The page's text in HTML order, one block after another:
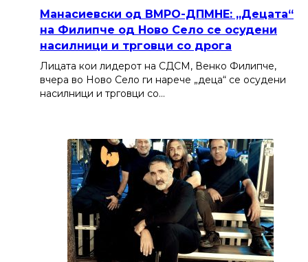
Манасиевски од ВМРО-ДПМНЕ: „Децата“
на Филипче од Ново Село се осудени
насилници и трговци со дрога
Лицата кои лидерот на СДСМ, Венко Филипче,
вчера во Ново Село ги нарече „деца“ се осудени
насилници и трговци со…